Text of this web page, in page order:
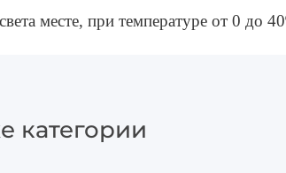
месте, при температуре от 0 до
категории